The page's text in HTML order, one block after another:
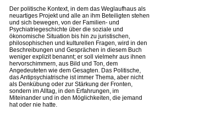
Der politische Kontext, in dem das Weglaufhaus als
neuartiges Projekt und alle an ihm Beteiligten stehen
und sich bewegen, von der Familien- und
Psychiatriegeschichte über die soziale und
ökonomische Situation bis hin zu juristischen,
philosophischen und kulturellen Fragen, wird in den
Beschreibungen und Gesprächen in diesem Buch
weniger explizit benannt; er soll vielmehr aus ihnen
hervorschimmern, aus Bild und Ton, dem
Angedeuteten wie dem Gesagten. Das Politische,
das Antipsychiatrische ist immer Thema, aber nicht
als Denkübung oder zur Stärkung der Fronten,
sondern im Alltag, in den Erfahrungen, im
Miteinander und in den Möglichkeiten, die jemand
hat oder nie hatte.